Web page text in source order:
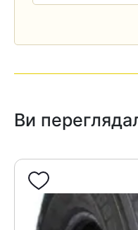
Ви